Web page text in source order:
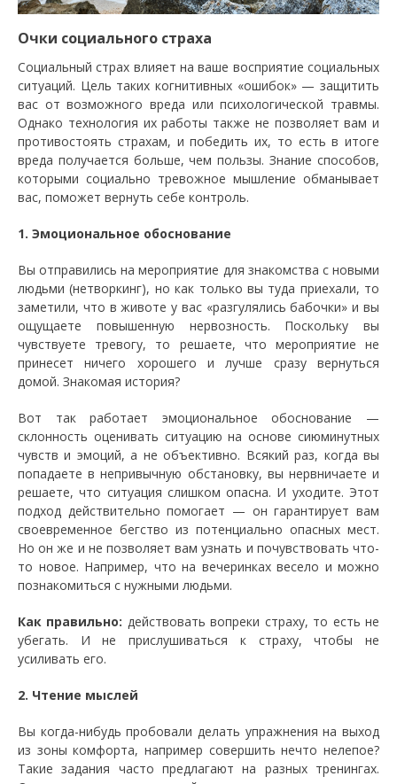
Очки социального страха
Социальный страх влияет на ваше восприятие социальных
ситуаций. Цель таких когнитивных «ошибок» — защитить
вас от возможного вреда или психологической травмы.
Однако технология их работы также не позволяет вам и
противостоять страхам, и победить их, то есть в итоге
вреда получается больше, чем пользы. Знание cпособов,
которыми социально тревожное мышление обманывает
вас, поможет вернуть себе контроль.
1. Эмоциональное обоснование
Вы отправились на мероприятие для знакомства с новыми
людьми (нетворкинг), но как только вы туда приехали, то
заметили, что в животе у вас «разгулялись бабочки» и вы
ощущаете повышенную нервозность. Поскольку вы
чувствуете тревогу, то решаете, что мероприятие не
принесет ничего хорошего и лучше сразу вернуться
домой. Знакомая история?
Вот так работает эмоциональное обоснование —
склонность оценивать ситуацию на основе сиюминутных
чувств и эмоций, а не объективно. Всякий раз, когда вы
попадаете в непривычную обстановку, вы нервничаете и
решаете, что ситуация слишком опасна. И уходите. Этот
подход действительно помогает — он гарантирует вам
своевременное бегство из потенциально опасных мест.
Но он же и не позволяет вам узнать и почувствовать что-
то новое. Например, что на вечеринках весело и можно
познакомиться с нужными людьми.
Как правильно: действовать вопреки страху, то есть не
убегать. И не прислушиваться к страху, чтобы не
усиливать его.
2. Чтение мыслей
Вы когда-нибудь пробовали делать упражнения на выход
из зоны комфорта, например совершить нечто нелепое?
Такие задания часто предлагают на разных тренингах.